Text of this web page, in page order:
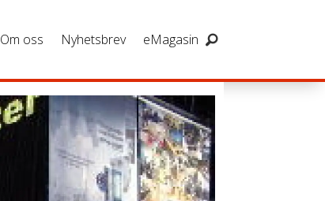
Om oss Nyhetsbrev eMagasin